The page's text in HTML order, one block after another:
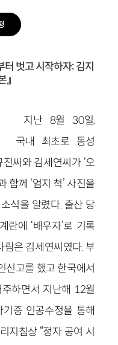
터 벗고 시작하자: 김지
』
지난 8월 30일,
국내 최초로 동성
씨와 김세연씨가 ‘오
함께 ‘엄지 척’ 사진을
식을 알렸다. 출산 당
란에 ‘배우자’로 기록
은 김세연씨였다. 부
신고를 했고 한국에서
하면서 지난해 12월
증 인공수정을 통해
지침상 “정자 공여 시